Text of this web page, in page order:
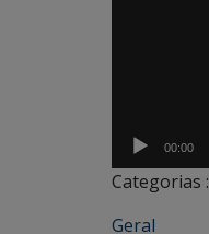
00:00
Categorias :
Geral